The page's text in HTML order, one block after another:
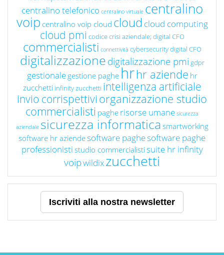
centralino telefonico centralino virtuale centralino
voip centralino voip cloud cloud cloud computing
cloud pmi codice crisi aziendale; digital CFO
commercialisti connettività cybersecuritydigital CFO
digitalizzazionedigitalizzazione pmi gdpr
gestionale gestione paghe hrhr aziende hr
zucchetti infinity zucchetti intelligenza artificiale
invio corrispettivi organizzazione studio
commercialisti paghe risorse umane sicurezza
aziendale sicurezza informatica smartworking
software hr aziendesoftware paghesoftware paghe
professionisti studio commercialisti suite hr infinity
voipwildixzucchetti
Iscriviti alla nostra newsletter